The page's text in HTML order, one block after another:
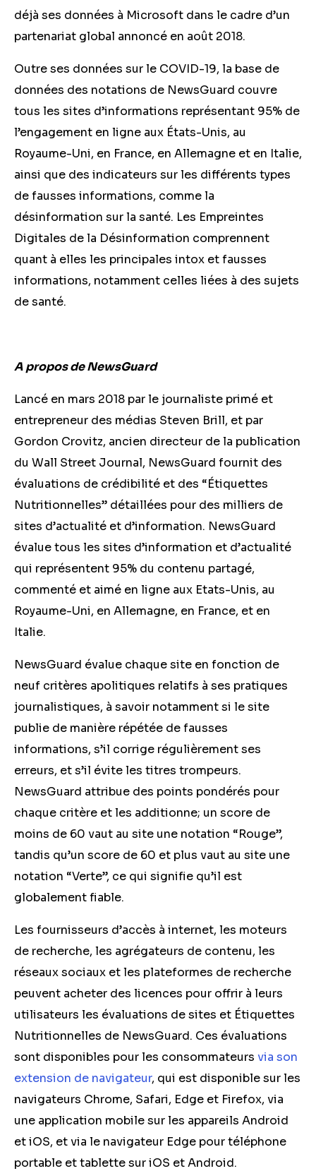
déjà ses données à Microsoft dans le cadre d’un
partenariat global annoncé en août 2018.
Outre ses données sur le COVID-19, la base de
données des notations de NewsGuard couvre
tous les sites d’informations représentant 95% de
l’engagement en ligne aux États-Unis, au
Royaume-Uni, en France, en Allemagne et en Italie,
ainsi que des indicateurs sur les différents types
de fausses informations, comme la
désinformation sur la santé. Les Empreintes
Digitales de la Désinformation comprennent
quant à elles les principales intox et fausses
informations, notamment celles liées à des sujets
de santé.
A propos de NewsGuard
Lancé en mars 2018 par le journaliste primé et
entrepreneur des médias Steven Brill, et par
Gordon Crovitz, ancien directeur de la publication
du Wall Street Journal, NewsGuard fournit des
évaluations de crédibilité et des “Étiquettes
Nutritionnelles” détaillées pour des milliers de
sites d’actualité et d’information. NewsGuard
évalue tous les sites d’information et d’actualité
qui représentent 95% du contenu partagé,
commenté et aimé en ligne aux Etats-Unis, au
Royaume-Uni, en Allemagne, en France, et en
Italie.
NewsGuard évalue chaque site en fonction de
neuf critères apolitiques relatifs à ses pratiques
journalistiques, à savoir notamment si le site
publie de manière répétée de fausses
informations, s’il corrige régulièrement ses
erreurs, et s’il évite les titres trompeurs.
NewsGuard attribue des points pondérés pour
chaque critère et les additionne; un score de
moins de 60 vaut au site une notation “Rouge”,
tandis qu’un score de 60 et plus vaut au site une
notation “Verte”, ce qui signifie qu’il est
globalement fiable.
Les fournisseurs d’accès à internet, les moteurs
de recherche, les agrégateurs de contenu, les
réseaux sociaux et les plateformes de recherche
peuvent acheter des licences pour offrir à leurs
utilisateurs les évaluations de sites et Étiquettes
Nutritionnelles de NewsGuard. Ces évaluations
sont disponibles pour les consommateurs via son
extension de navigateur, qui est disponible sur les
navigateurs Chrome, Safari, Edge et Firefox, via
une application mobile sur les appareils Android
et iOS, et via le navigateur Edge pour téléphone
portable et tablette sur iOS et Android.